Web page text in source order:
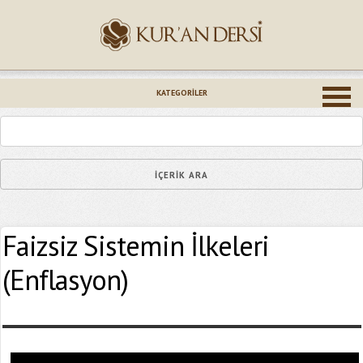
KATEGORILER
Faizsiz Sistemin İlkeleri
(Enflasyon)
Epostanız (*)
Yaşadığınız Hatanın Ayrıntıları